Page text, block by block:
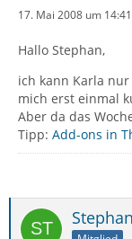
17. Mai 2008 um 14:41
Hallo Stephan,
ich kann Karla
mich erst einmal
Aber da das
Tipp: Add-ons in